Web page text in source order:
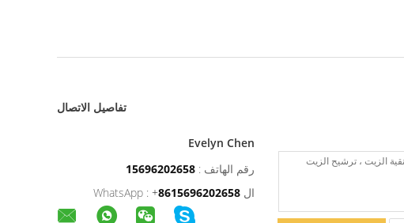
تفاصيل الاتصال
Evelyn Chen
رقم الهاتف : 15696202658
ال WhatsApp :
+8615696202658